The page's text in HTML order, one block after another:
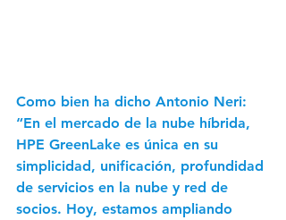
Como bien ha dicho Antonio Neri:
“En el mercado de la nube híbrida,
HPE GreenLake es única en su
simplicidad, unificación, profundidad
de servicios en la nube y red de
socios. Hoy, estamos ampliando